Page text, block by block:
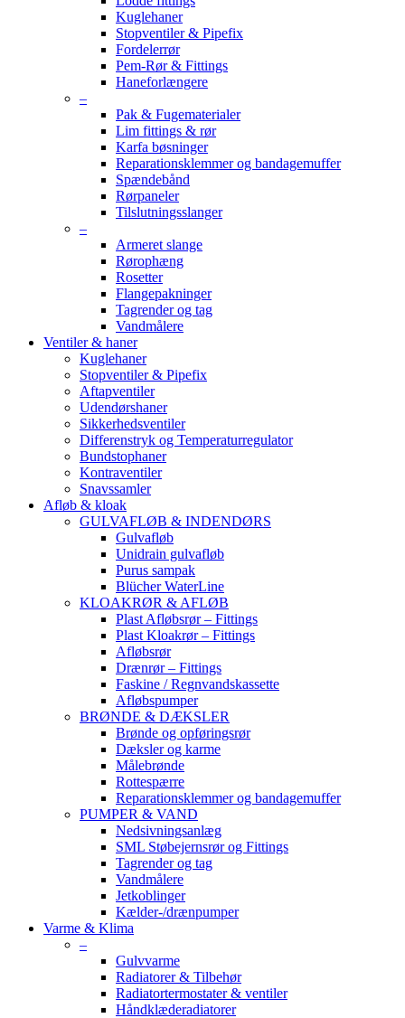
Kuglehaner
Stopventiler & Pipefix
Fordelerrør
Pem-Rør & Fittings
Haneforlængere
–
Pak & Fugematerialer
Lim fittings & rør
Karfa bøsninger
Reparationsklemmer og bandagemuffer
Spændebånd
Rørpaneler
Tilslutningsslanger
–
Armeret slange
Rørophæng
Rosetter
Flangepakninger
Tagrender og tag
Vandmålere
Ventiler & haner
Kuglehaner
Stopventiler & Pipefix
Aftapventiler
Udendørshaner
Sikkerhedsventiler
Differenstryk og Temperaturregulator
Bundstophaner
Kontraventiler
Snavssamler
Afløb & kloak
GULVAFLØB & INDENDØRS
Gulvafløb
Unidrain gulvafløb
Purus sampak
Blücher WaterLine
KLOAKRØR & AFLØB
Plast Afløbsrør – Fittings
Plast Kloakrør – Fittings
Afløbsrør
Drænrør – Fittings
Faskine / Regnvandskassette
Afløbspumper
BRØNDE & DÆKSLER
Brønde og opføringsrør
Dæksler og karme
Målebrønde
Rottespærre
Reparationsklemmer og bandagemuffer
PUMPER & VAND
Nedsivningsanlæg
SML Støbejernsrør og Fittings
Tagrender og tag
Vandmålere
Jetkoblinger
Kælder-/drænpumper
Varme & Klima
–
Gulvvarme
Radiatorer & Tilbehør
Radiatortermostater & ventiler
Håndklæderadiatorer